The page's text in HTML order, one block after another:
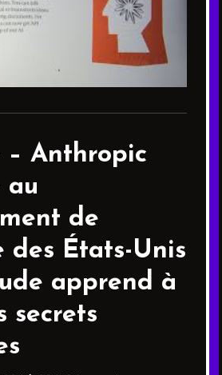
– Anthropic
au
de
des États-Unis
apprend à
secrets